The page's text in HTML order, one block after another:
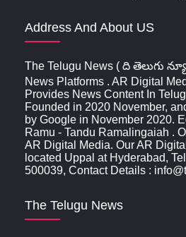
Address And About US
The Telugu News ( ది తెలుగు
News Platforms . AR Digital
Provides News Content In
Founded in 2020 November,
by Google in November 2020.
Ramu - Tandu Ramalingaiah .
AR Digital Media. Our AR
located Uppal at Hyderabad,
500039, Contact Details :
The Telugu News